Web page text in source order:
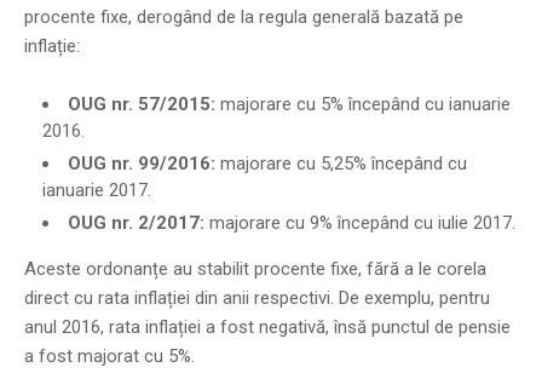
procente fixe, derogând de la regula generală bazată pe
inflație:
OUG nr. 57/2015: majorare cu 5% începând cu ianuarie
2016.
OUG nr. 99/2016: majorare cu 5,25% începând cu
ianuarie 2017.
OUG nr. 2/2017: majorare cu 9% începând cu iulie 2017.
Aceste ordonanțe au stabilit procente fixe, fără a le corela
direct cu rata inflației din anii respectivi. De exemplu, pentru
anul 2016, rata inflației a fost negativă, însă punctul de pensie
a fost majorat cu 5%.